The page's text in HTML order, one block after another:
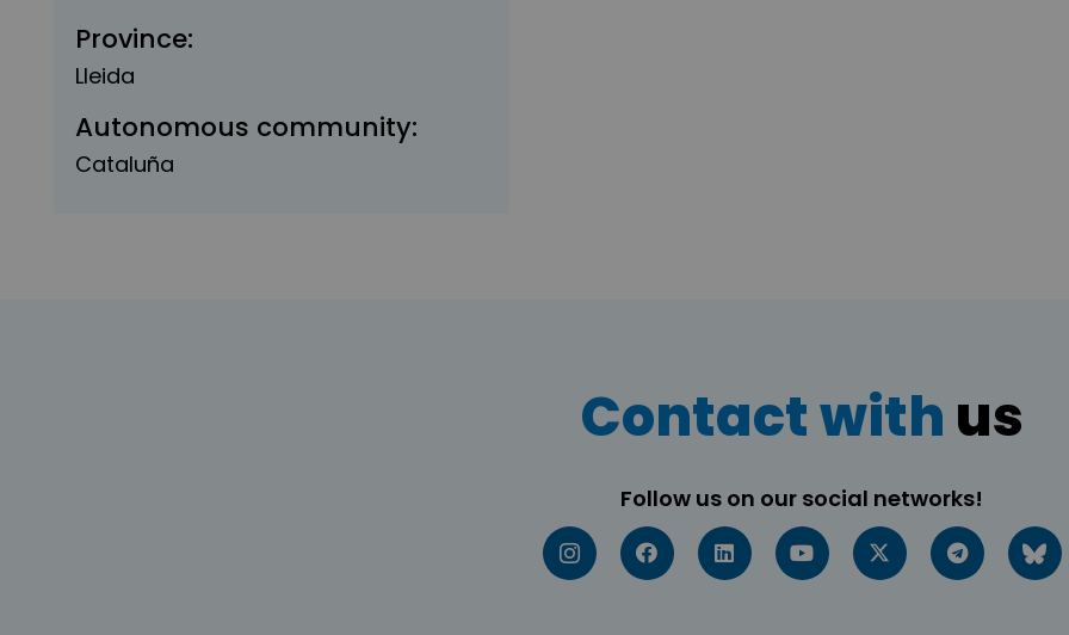
Province:
Lleida
Autonomous community:
Cataluña
Contact with us
Follow us on our social networks!